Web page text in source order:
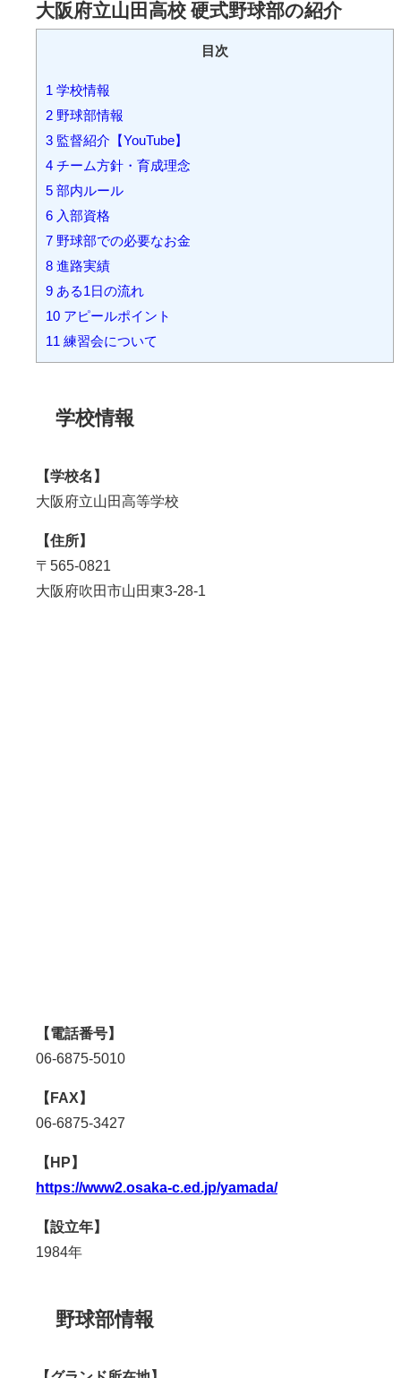
大阪府立山田高校 硬式野球部の紹介
目次
1 学校情報
2 野球部情報
3 監督紹介【YouTube】
4 チーム方針・育成理念
5 部内ルール
6 入部資格
7 野球部での必要なお金
8 進路実績
9 ある1日の流れ
10 アピールポイント
11 練習会について
学校情報
【学校名】
大阪府立山田高等学校
【住所】
〒565-0821
大阪府吹田市山田東3-28-1
【電話番号】
06-6875-5010
【FAX】
06-6875-3427
【HP】
https://www2.osaka-c.ed.jp/yamada/
【設立年】
1984年
野球部情報